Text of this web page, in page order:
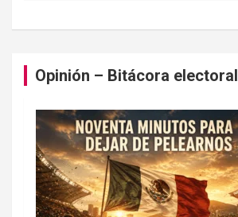
Opinión – Bitácora electoral